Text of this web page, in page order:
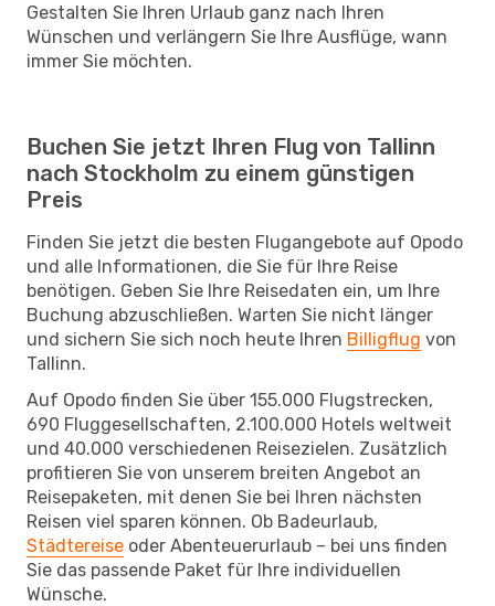
Gestalten Sie Ihren Urlaub ganz nach Ihren
Wünschen und verlängern Sie Ihre Ausflüge, wann
immer Sie möchten.
Buchen Sie jetzt Ihren Flug von Tallinn
nach Stockholm zu einem günstigen
Preis
Finden Sie jetzt die besten Flugangebote auf Opodo
und alle Informationen, die Sie für Ihre Reise
benötigen. Geben Sie Ihre Reisedaten ein, um Ihre
Buchung abzuschließen. Warten Sie nicht länger
und sichern Sie sich noch heute Ihren Billigflug von
Tallinn.
Auf Opodo finden Sie über 155.000 Flugstrecken,
690 Fluggesellschaften, 2.100.000 Hotels weltweit
und 40.000 verschiedenen Reisezielen. Zusätzlich
profitieren Sie von unserem breiten Angebot an
Reisepaketen, mit denen Sie bei Ihren nächsten
Reisen viel sparen können. Ob Badeurlaub,
Städtereise oder Abenteuerurlaub – bei uns finden
Sie das passende Paket für Ihre individuellen
Wünsche.